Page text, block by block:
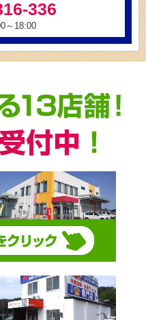
336
～18:00